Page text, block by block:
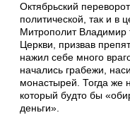
Октябрьский
политической, так и в
Митрополит Владимир
Церкви, призвав
нажил себе много
начались грабежи,
монастырей. Тогда же
который будто бы
деньги».